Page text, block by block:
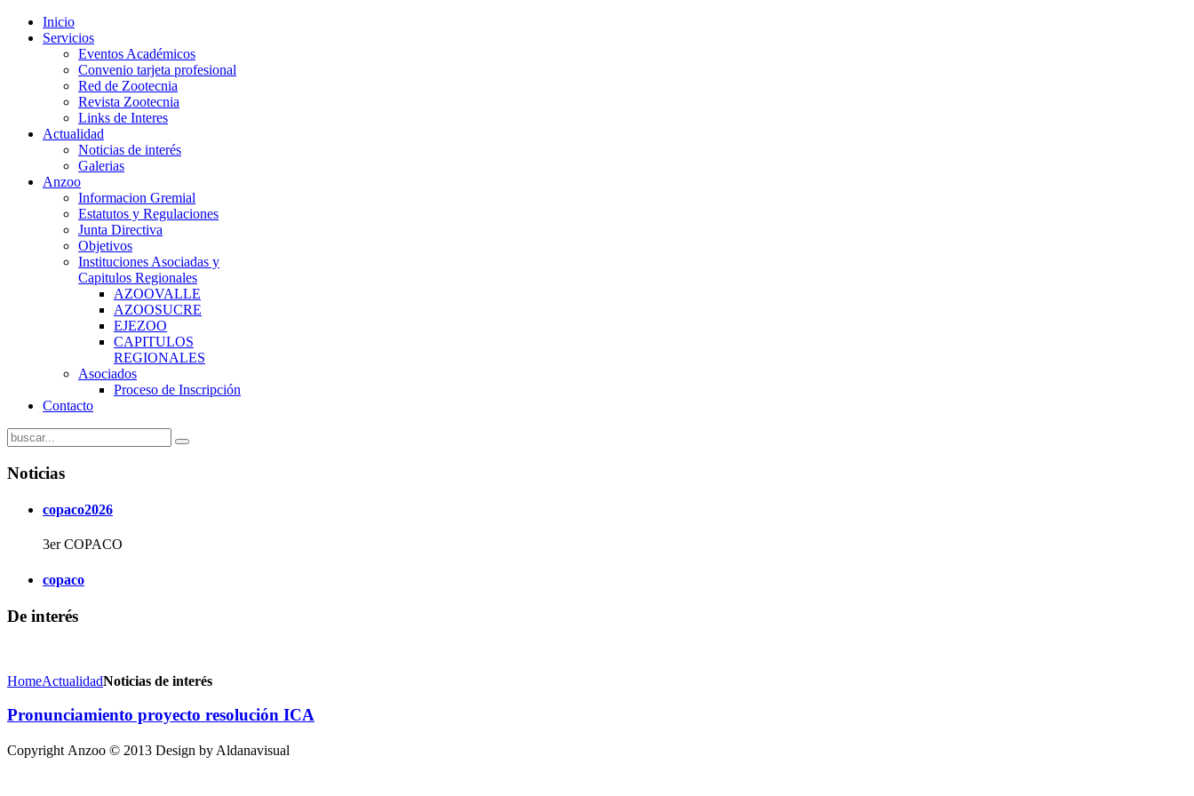
Inicio
Servicios
Eventos Académicos
Convenio tarjeta profesional
Red de Zootecnia
Revista Zootecnia
Links de Interes
Actualidad
Noticias de interés
Galerias
Anzoo
Informacion Gremial
Estatutos y Regulaciones
Junta Directiva
Objetivos
Instituciones Asociadas y
Capitulos Regionales
AZOOVALLE
AZOOSUCRE
EJEZOO
CAPITULOS
REGIONALES
Asociados
Proceso de Inscripción
Contacto
Noticias
copaco2026
3er COPACO
copaco
De interés
HomeActualidadNoticias de interés
Pronunciamiento proyecto resolución ICA
Copyright Anzoo © 2013 Design by Aldanavisual